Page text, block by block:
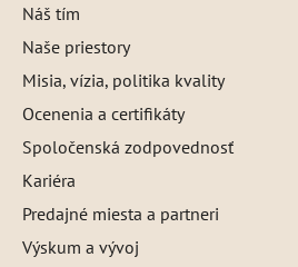
Náš tím
Naše priestory
Misia, vízia, politika kvality
Ocenenia a certifikáty
Spoločenská zodpovednosť
Kariéra
Predajné miesta a partneri
Výskum a vývoj